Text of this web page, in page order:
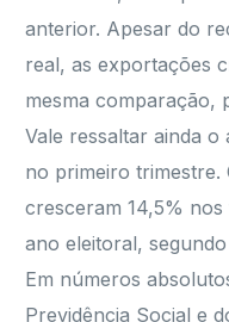
anterior. Apesar do
real, as exportações
mesma comparação,
Vale ressaltar ainda
no primeiro trimestre.
cresceram 14,5%
ano eleitoral,
Em números
Previdência Social e